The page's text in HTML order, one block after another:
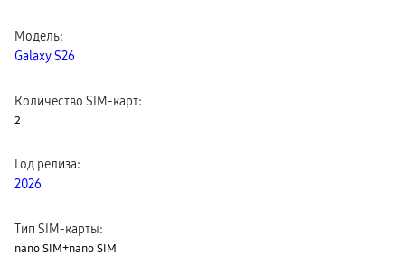
Модель:
Galaxy S26
Количество SIM-карт:
2
Год релиза:
2026
Тип SIM-карты:
nano SIM+nano SIM